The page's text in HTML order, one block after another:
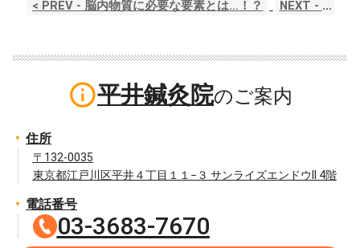
< PREV - 脳内物質に必要な要素とは…！？ NEXT - 感情をリセットする方法 >
info_outline平井鍼灸院
住所
〒132-0035
東京都江戸川区平井４丁目１１−３ サンライズエンドウII 4階
電話番号
03-3683-7670